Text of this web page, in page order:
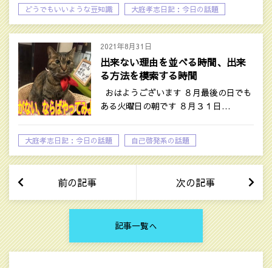
どうでもいいような豆知識 大庭孝志日記：今日の話題
2021年8月31日
出来ない理由を並べる時間、出来
る方法を模索する時間
おはようございます ８月最後の日でも
ある火曜日の朝です ８月３１日…
大庭孝志日記：今日の話題 自己啓発系の話題
前の記事 次の記事
記事一覧へ